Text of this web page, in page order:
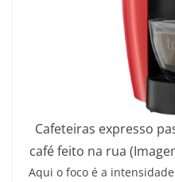
Cafeteiras expresso
café feito na rua
Aqui o foco é a